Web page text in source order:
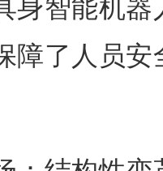
身智能机
障了人员